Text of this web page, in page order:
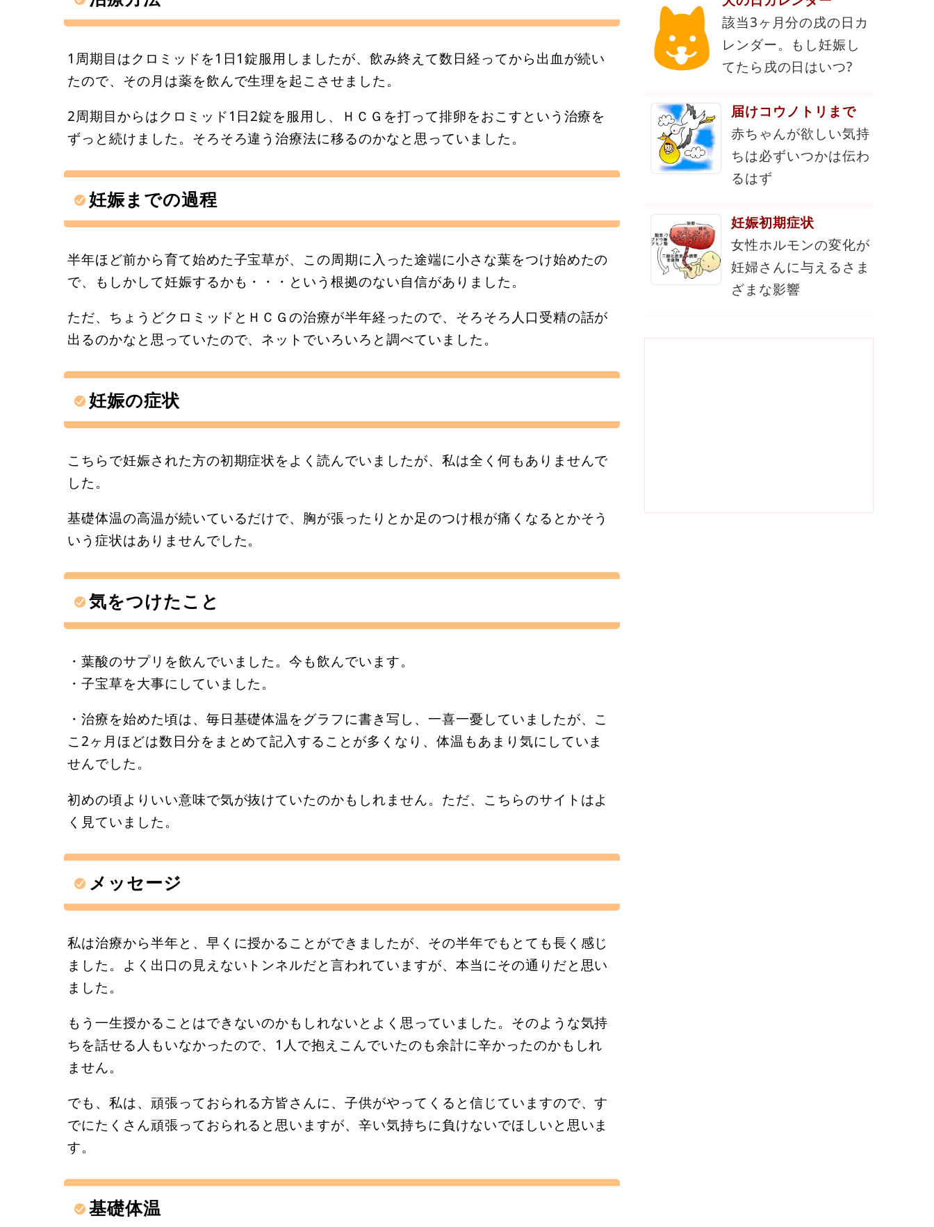
1周期目はクロミッドを1日1錠服用しましたが、飲み終えて数日経ってから出血が続い
たので、その月は薬を飲んで生理を起こさせました。
2周期目からはクロミッド1日2錠を服用し、ＨＣＧを打って排卵をおこすという治療を
ずっと続けました。そろそろ違う治療法に移るのかなと思っていました。
妊娠までの過程
半年ほど前から育て始めた子宝草が、この周期に入った途端に小さな葉をつけ始めたの
で、もしかして妊娠するかも・・・という根拠のない自信がありました。
ただ、ちょうどクロミッドとＨＣＧの治療が半年経ったので、そろそろ人口受精の話が
出るのかなと思っていたので、ネットでいろいろと調べていました。
妊娠の症状
こちらで妊娠された方の初期症状をよく読んでいましたが、私は全く何もありませんで
した。
基礎体温の高温が続いているだけで、胸が張ったりとか足のつけ根が痛くなるとかそう
いう症状はありませんでした。
気をつけたこと
・葉酸のサプリを飲んでいました。今も飲んでいます。
・子宝草を大事にしていました。
・治療を始めた頃は、毎日基礎体温をグラフに書き写し、一喜一憂していましたが、こ
こ2ヶ月ほどは数日分をまとめて記入することが多くなり、体温もあまり気にしていま
せんでした。
初めの頃よりいい意味で気が抜けていたのかもしれません。ただ、こちらのサイトはよ
く見ていました。
メッセージ
私は治療から半年と、早くに授かることができましたが、その半年でもとても長く感じ
ました。よく出口の見えないトンネルだと言われていますが、本当にその通りだと思い
ました。
もう一生授かることはできないのかもしれないとよく思っていました。そのような気持
ちを話せる人もいなかったので、1人で抱えこんでいたのも余計に辛かったのかもしれ
ません。
でも、私は、頑張っておられる方皆さんに、子供がやってくると信じていますので、す
でにたくさん頑張っておられると思いますが、辛い気持ちに負けないでほしいと思いま
す。
基礎体温
該当3ヶ月分の戌の日カ
レンダー。もし妊娠し
てたら戌の日はいつ?
届けコウノトリまで
赤ちゃんが欲しい気持
ちは必ずいつかは伝わ
るはず
妊娠初期症状
女性ホルモンの変化が
妊婦さんに与えるさま
ざまな影響